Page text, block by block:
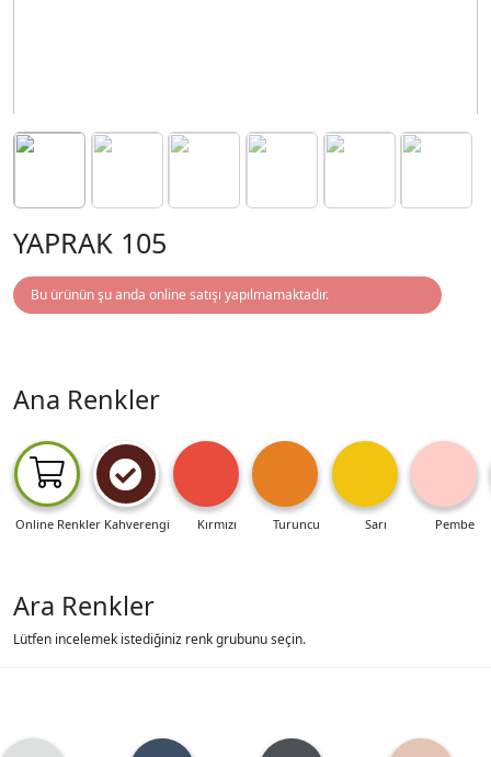
YAPRAK 105
Bu ürünün şu anda online satışı yapılmamaktadır.
Ana Renkler
Online Renkler Kahverengi Kırmızı Turuncu Sarı Pembe
Ara Renkler
Lütfen incelemek istediğiniz renk grubunu seçin.